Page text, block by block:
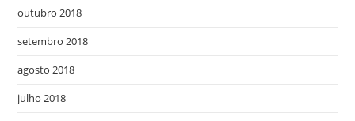
outubro 2018
setembro 2018
agosto 2018
julho 2018